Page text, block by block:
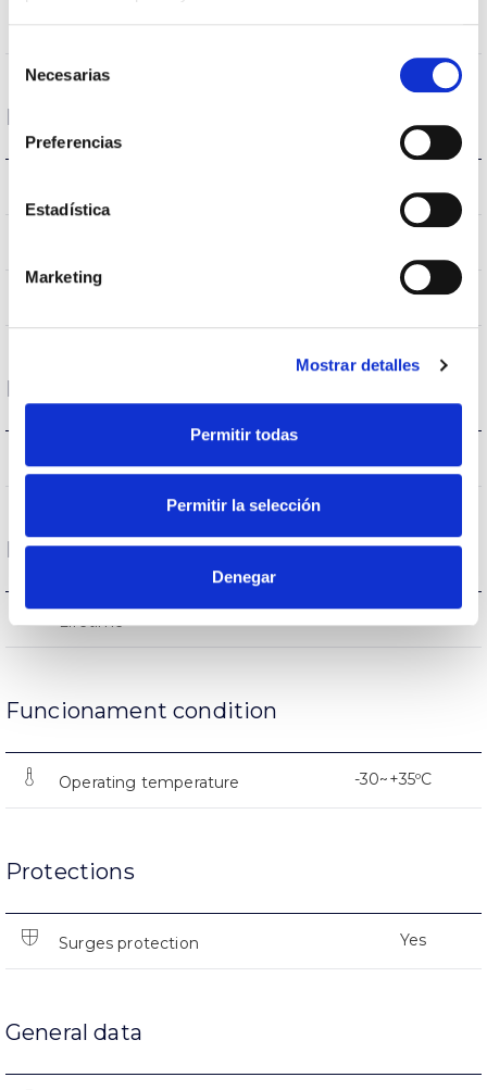
consentimiento
Necesarias
Preferencias
Estadística
Marketing
Mostrar detalles
Permitir todas
Permitir la selección
Denegar
Housing and Finish
AL iap
Performance
Life
Lifetime
Funcionament condition
Operating temperature -30~+35ºC
Protections
Surges protection Yes
General data